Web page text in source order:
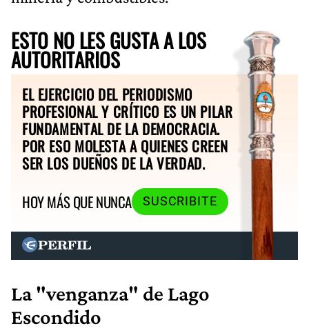
ESTO NO LES GUSTA A LOS
AUTORITARIOS
EL EJERCICIO DEL PERIODISMO
PROFESIONAL Y CRÍTICO ES UN PILAR
FUNDAMENTAL DE LA DEMOCRACIA.
POR ESO MOLESTA A QUIENES CREEN
SER LOS DUEÑOS DE LA VERDAD.
HOY MÁS QUE NUNCA
SUSCRIBITE
La "venganza" de Lago
Escondido